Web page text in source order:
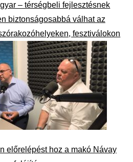
– térségbeli fejlesztésnek
biztonságosabbá válhat az
fesztiválokon
előrelépést hoz a makó Návay